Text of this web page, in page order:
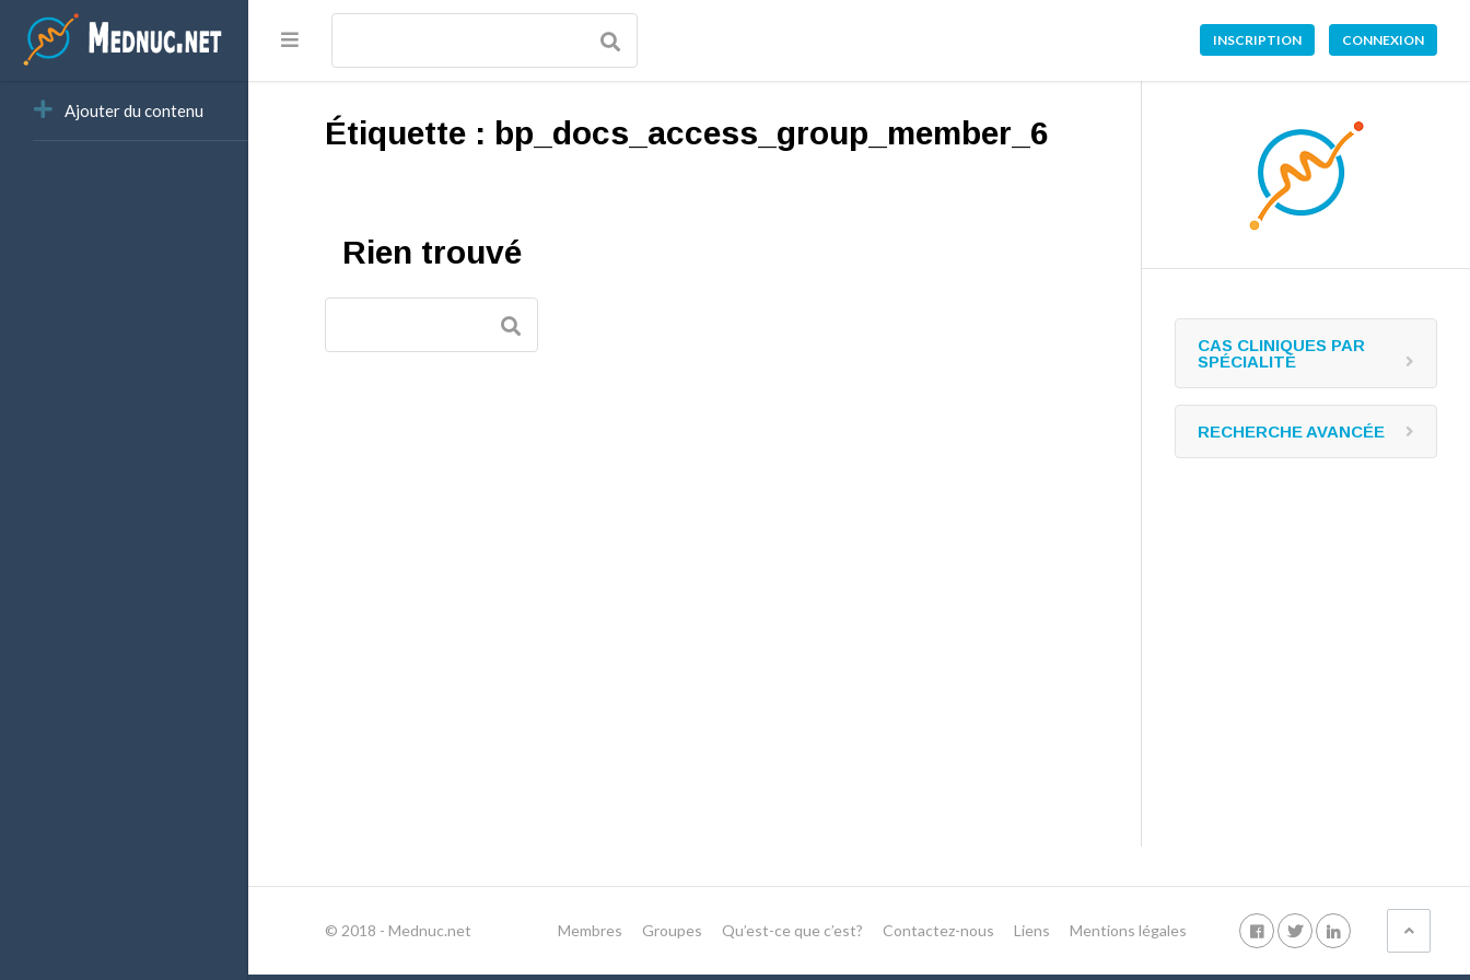
INSCRIPTION CONNEXION
Ajouter du contenu
Étiquette : bp_docs_access_group_member_6
Rien trouvé
CAS CLINIQUES PAR
SPÉCIALITÉ
RECHERCHE AVANCÉE
© 2018 - Mednuc.net Membres Groupes Qu’est-ce que c’est? Contactez-nous Liens Mentions légales